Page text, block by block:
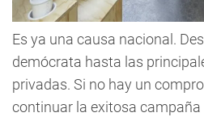
Es ya una causa nacional.
demócrata hasta las
privadas. Si no hay un
continuar la exitosa